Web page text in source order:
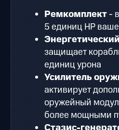
Ремкомплект-
5 единиц HP
защищает
единиц урона
Усилитель
активирует
оружейный
более мощными